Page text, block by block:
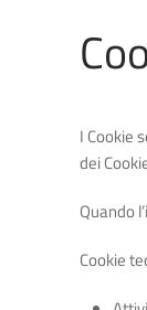
I Cookie
dei
Quando
Cookie